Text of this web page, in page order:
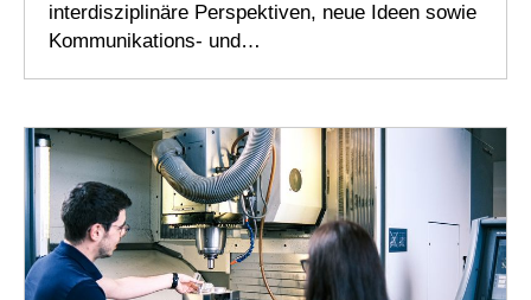
interdisziplinäre Perspektiven, neue Ideen sowie
Kommunikations- und…